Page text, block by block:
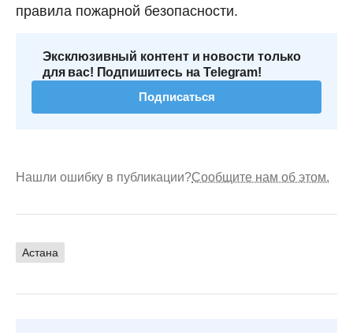
правила пожарной безопасности.
Эксклюзивный контент и новости только
для вас! Подпишитесь на Telegram!
Подписаться
Нашли ошибку в публикации?Сообщите нам об этом.
Астана